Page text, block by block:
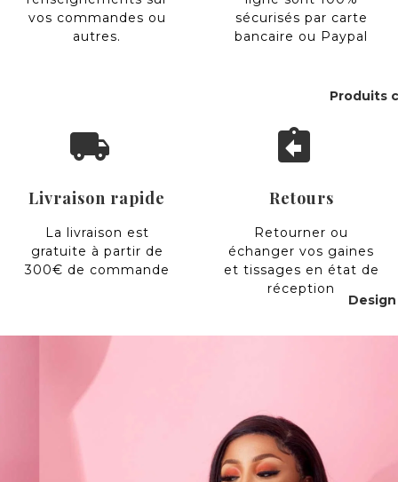
Produits
vos commandes ou
autres.
sécurisés par carte
bancaire ou Paypal
local_shipping
Livraison rapide
La livraison est
gratuite à partir de
300€ de commande
assignment_return
Retours
Retourner ou
échanger vos gaines
et tissages en état de
réception